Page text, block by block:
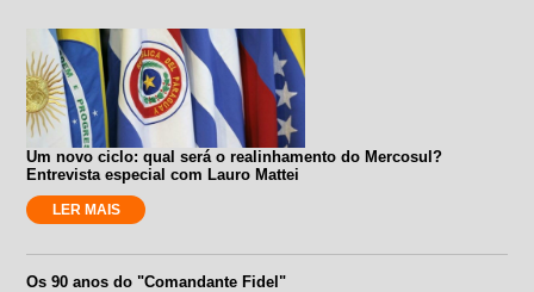
Um novo ciclo: qual será o realinhamento do Mercosul?
Entrevista especial com Lauro Mattei
LER MAIS
Os 90 anos do "Comandante Fidel"